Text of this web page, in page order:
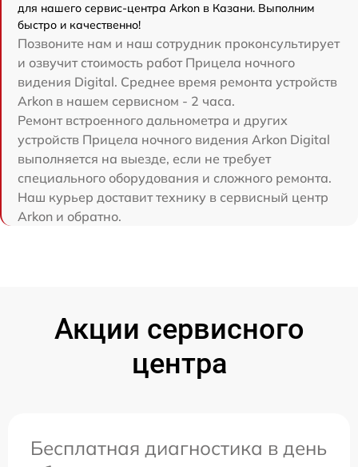
для нашего сервис-центра Arkon в Казани. Выполним
быстро и качественно!
Позвоните нам и наш сотрудник проконсультирует
и озвучит стоимость работ Прицела ночного
видения Digital. Среднее время ремонта устройств
Arkon в нашем сервисном - 2 часа.
Ремонт встроенного дальнометра и других
устройств Прицела ночного видения Arkon Digital
выполняется на выезде, если не требует
специального оборудования и сложного ремонта.
Наш курьер доставит технику в сервисный центр
Arkon и обратно.
Акции сервисного
центра
Бесплатная диагностика в день